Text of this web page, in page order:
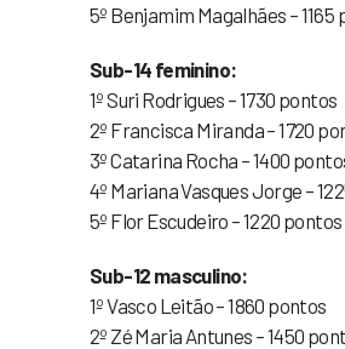
5º Benjamim Magalhães – 1165
Sub-14 feminino:
1º Suri Rodrigues – 1730 pontos
2º Francisca Miranda – 1720
3º Catarina Rocha – 1400
4º Mariana Vasques Jorge –
5º Flor Escudeiro – 1220 pontos
Sub-12 masculino:
1º Vasco Leitão – 1860 pontos
2º Zé Maria Antunes – 1450